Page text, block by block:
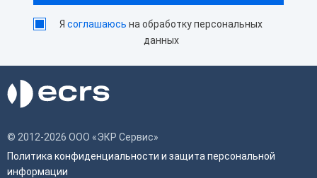
Ясоглашаюсь на обработку персональных
данных
© 2012-2026 ООО «ЭКР Сервис»
Политика конфиденциальности и защита персональной
информации